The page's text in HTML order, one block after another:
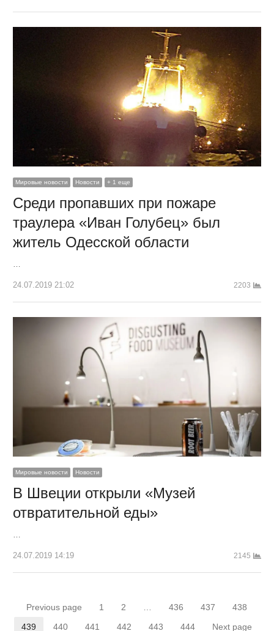
Мировые новости Новости + 1 еще
Среди пропавших при пожаре
траулера «Иван Голубец» был
житель Одесской области
…
24.07.2019 21:02 2203
Мировые новости Новости
В Швеции открыли «Музей
отвратительной еды»
…
24.07.2019 14:19 2145
Пагинация
Previous page Страница
1 Страница
2 Страница
436 Страница
437 438
Страница
439 Страница
440 Страница
441 Страница
442 Страница
443 Страница
444 Next page